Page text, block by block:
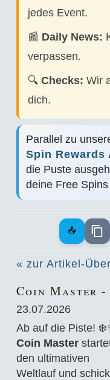
jedes Event.
📰 Daily News:
verpassen.
🔍 Checks: Wir
dich.
Parallel zu
Spin Rewards
die Puste
deine Free Spins
📤
« zur Artikel-
Coin Master -
23.07.2026
Ab auf die Piste!
Coin Master
den ultimativen
Weltlauf und